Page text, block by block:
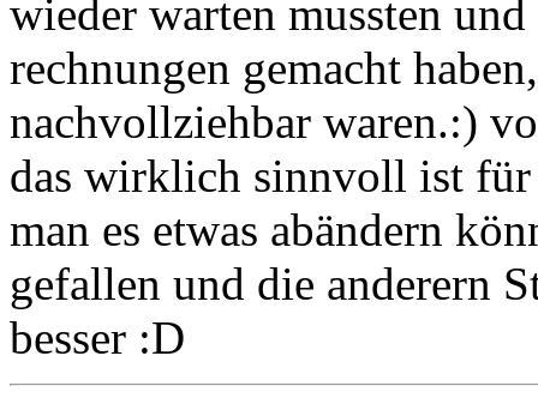
wieder warten mussten
rechnungen gemacht
nachvollziehbar waren.:)
das wirklich sinnvoll ist für
man es etwas abändern
gefallen und die anderern
besser :D